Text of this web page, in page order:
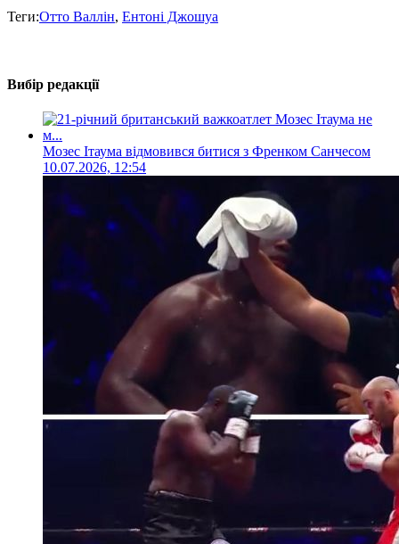
Теги:Отто Валлін, Ентоні Джошуа
Вибір редакції
Мозес Ітаума відмовився битися з Френком Санчесом
10.07.2026, 12:54